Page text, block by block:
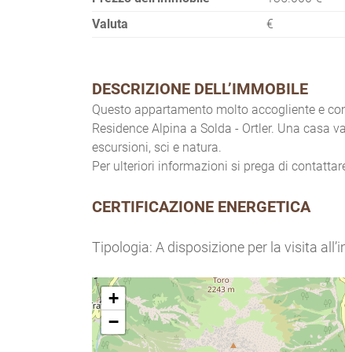
Valuta
€
DESCRIZIONE DELL’IMMOBILE
Questo appartamento molto accogliente e
Residence Alpina a Solda - Ortler. Una casa
escursioni, sci e natura.
Per ulteriori informazioni si prega di
CERTIFICAZIONE ENERGETICA
Tipologia: A disposizione per la visita
+
−